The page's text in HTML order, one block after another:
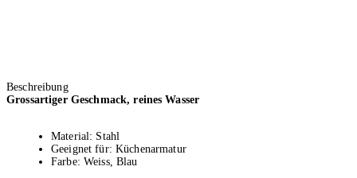
Beschreibung
Grossartiger Geschmack, reines Wasser
Material: Stahl
Geeignet für: Küchenarmatur
Farbe: Weiss, Blau